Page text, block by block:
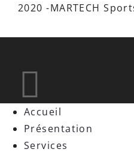
2020 -MARTECH
Accueil
Présentation
Services